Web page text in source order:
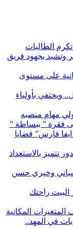
الطالبات
وتشيد بجهود فريق
على مستوى
ويحتفي بأولياء
مهام منصبه
فقرة ” ببساطة ”
فارس” قضايا
تتميز بالاستعداد
وخيري حسن
راحتك
المكانية
في المهد..